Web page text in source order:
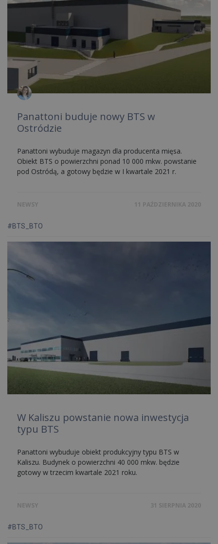
Panattoni buduje nowy BTS w
Ostródzie
Panattoni wybuduje magazyn dla producenta mięsa.
Obiekt BTS o powierzchni ponad 10 000 mkw. powstanie
pod Ostródą, a gotowy będzie w I kwartale 2021 r.
NEWSY 11 PAŹDZIERNIKA 2020
#BTS_BTO
W Kaliszu powstanie nowa inwestycja
typu BTS
Panattoni wybuduje obiekt produkcyjny typu BTS w
Kaliszu. Budynek o powierzchni 40 000 mkw. będzie
gotowy w trzecim kwartale 2021 roku.
NEWSY 31 SIERPNIA 2020
#BTS_BTO